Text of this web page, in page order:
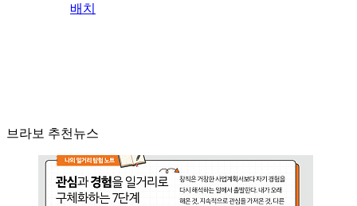
배치
브라보 추천뉴스